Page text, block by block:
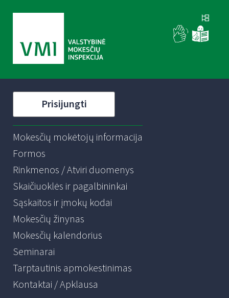
Prisijungti
Mokesčių mokėtojų informacija
Formos
Rinkmenos / Atviri duomenys
Skaičiuoklės ir pagalbininkai
Sąskaitos ir įmokų kodai
Mokesčių žinynas
Mokesčių kalendorius
Seminarai
Tarptautinis apmokestinimas
Kontaktai / Apklausa